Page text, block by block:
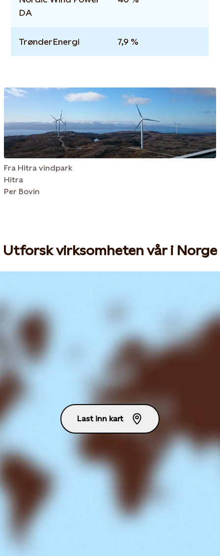
DA
TrønderEnergi 7,9 %
Fra Hitra vindpark
Hitra
Per Bovin
Utforsk virksomheten vår i Norge
Last inn kart